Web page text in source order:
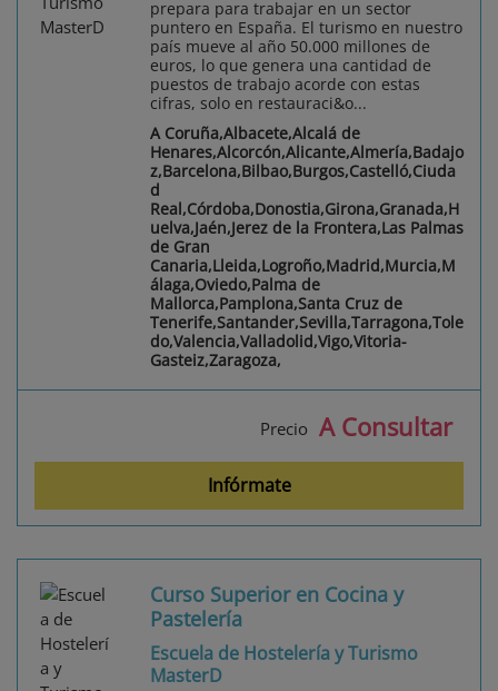
prepara para trabajar en un sector
puntero en España. El turismo en nuestro
país mueve al año 50.000 millones de
euros, lo que genera una cantidad de
puestos de trabajo acorde con estas
cifras, solo en restauraci&o...
A Coruña,Albacete,Alcalá de
Henares,Alcorcón,Alicante,Almería,Badajo
z,Barcelona,Bilbao,Burgos,Castelló,Ciuda
d
Real,Córdoba,Donostia,Girona,Granada,H
uelva,Jaén,Jerez de la Frontera,Las Palmas
de Gran
Canaria,Lleida,Logroño,Madrid,Murcia,M
álaga,Oviedo,Palma de
Mallorca,Pamplona,Santa Cruz de
Tenerife,Santander,Sevilla,Tarragona,Tole
do,Valencia,Valladolid,Vigo,Vitoria-
Gasteiz,Zaragoza,
Precio A Consultar
Infórmate
Curso Superior en Cocina y
Pastelería
Escuela de Hostelería y Turismo
MasterD